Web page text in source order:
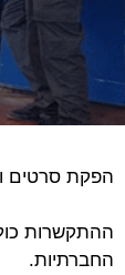
הפקת סרטים
ההתקשרות
החברתיות.